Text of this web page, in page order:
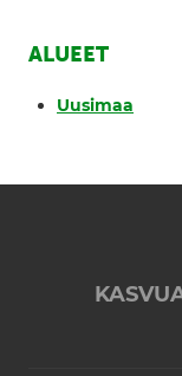
ALUEET
Uusimaa